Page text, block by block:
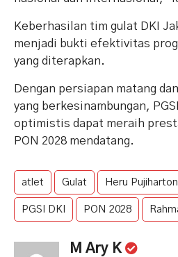
Keberhasilan tim gulat DKI
menjadi bukti efektivitas
yang diterapkan.
Dengan persiapan matang
yang berkesinambungan,
optimistis dapat meraih
PON 2028 mendatang.
atlet Gulat Heru
PGSI DKI PON 2028
M Ary K